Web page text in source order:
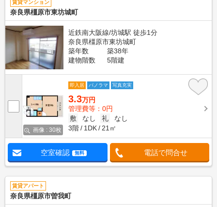
賃貸マンション
奈良県橿原市東坊城町
近鉄南大阪線/坊城駅 徒歩1分
奈良県橿原市東坊城町
築年数
築38年
建物階数
5階建
画像 : 30枚
即入居 パノラマ 写真充実
3.3万円
管理費等：0円
敷
なし 礼
なし
3階
1DK 21㎡
空室確認 無料 電話で問合せ
賃貸アパート
奈良県橿原市曽我町